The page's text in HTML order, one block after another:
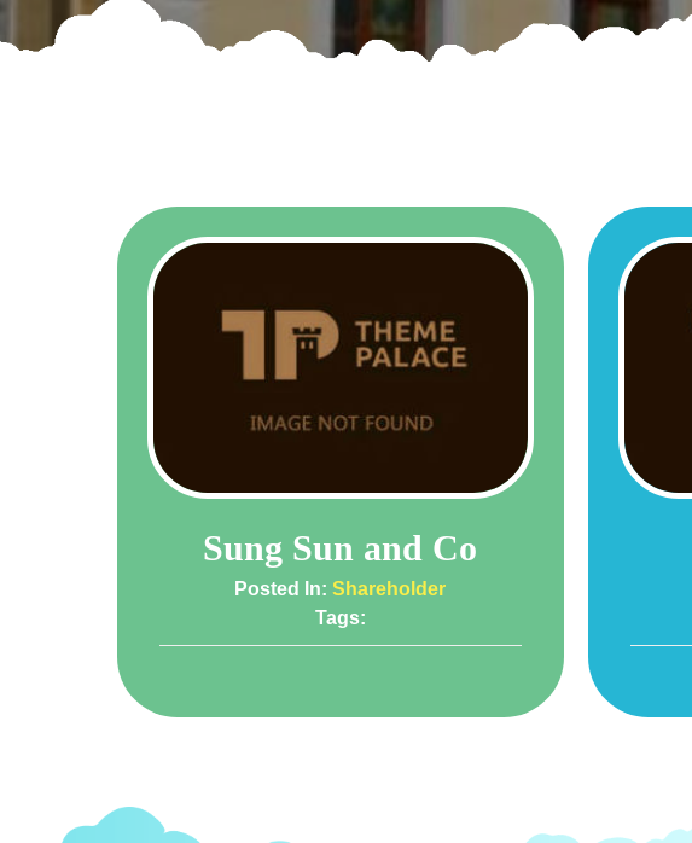
Sung Sun and Co
Posted In:Shareholder
Tags: